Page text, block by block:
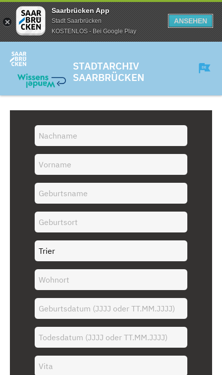
Saarbrücken App
Stadt Saarbrücken
KOSTENLOS - Bei Google Play
ANSEHEN
STADTARCHIV
SAARBRÜCKEN